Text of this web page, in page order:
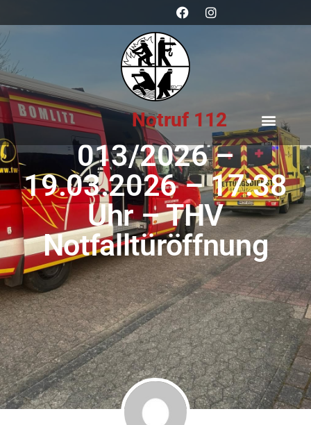
Notruf 112
013/2026 –
19.03.2026 – 17:38
Uhr – THV
Notfalltüröffnung